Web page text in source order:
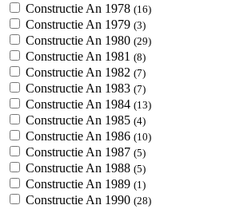
Constructie An 1978 (16)
Constructie An 1979 (3)
Constructie An 1980 (29)
Constructie An 1981 (8)
Constructie An 1982 (7)
Constructie An 1983 (7)
Constructie An 1984 (13)
Constructie An 1985 (4)
Constructie An 1986 (10)
Constructie An 1987 (5)
Constructie An 1988 (5)
Constructie An 1989 (1)
Constructie An 1990 (28)